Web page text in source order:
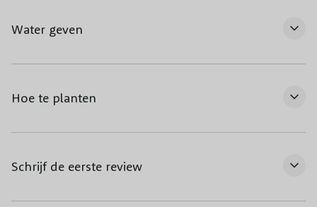
Water geven
Hoe te planten
Schrijf de eerste review